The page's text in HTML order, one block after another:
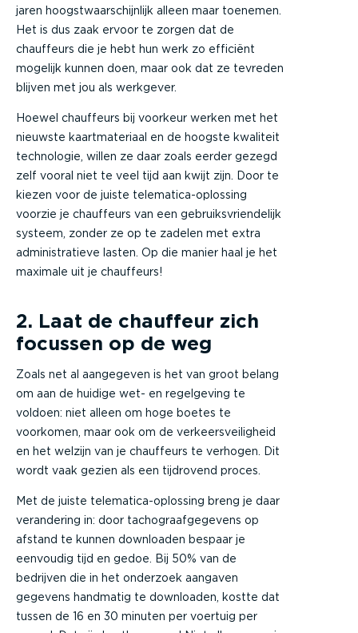
jaren hoogstwaarschijnlijk alleen maar toenemen.
Het is dus zaak ervoor te zorgen dat de
chauffeurs die je hebt hun werk zo efficiënt
mogelijk kunnen doen, maar ook dat ze tevreden
blijven met jou als werkgever.
Hoewel chauffeurs bij voorkeur werken met het
nieuwste kaartmateriaal en de hoogste kwaliteit
technologie, willen ze daar zoals eerder gezegd
zelf vooral niet te veel tijd aan kwijt zijn. Door te
kiezen voor de juiste telematica-oplossing
voorzie je chauffeurs van een gebruiksvriendelijk
systeem, zonder ze op te zadelen met extra
administratieve lasten. Op die manier haal je het
maximale uit je chauffeurs!
2. Laat de chauffeur zich
focussen op de weg
Zoals net al aangegeven is het van groot belang
om aan de huidige wet- en regelgeving te
voldoen: niet alleen om hoge boetes te
voorkomen, maar ook om de verkeersveiligheid
en het welzijn van je chauffeurs te verhogen. Dit
wordt vaak gezien als een tijdrovend proces.
Met de juiste telematica-oplossing breng je daar
verandering in: door tachograafgegevens op
afstand te kunnen downloaden bespaar je
eenvoudig tijd en gedoe. Bij 50% van de
bedrijven die in het onderzoek aangaven
gegevens handmatig te downloaden, kostte dat
tussen de 16 en 30 minuten per voertuig per